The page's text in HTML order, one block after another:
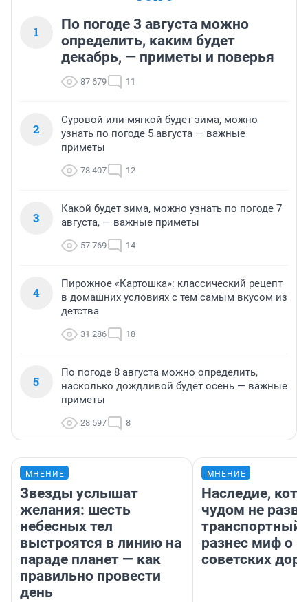
1
По погоде 3 августа можно
определить, каким будет
декабрь, — приметы и поверья
87 679 11
2
Суровой или мягкой будет зима, можно
узнать по погоде 5 августа — важные
приметы
78 407 12
3
Какой будет зима, можно узнать по погоде 7
августа, — важные приметы
57 769 14
4
Пирожное «Картошка»: классический рецепт
в домашних условиях с тем самым вкусом из
детства
31 286 18
5
По погоде 8 августа можно определить,
насколько дождливой будет осень — важные
приметы
28 597 8
МНЕНИЕ
Звезды услышат
желания: шесть
небесных тел
выстроятся в линию на
параде планет — как
правильно провести
день
МНЕНИЕ
Наследие,
чудом не
транспортный
разнес миф о
советских